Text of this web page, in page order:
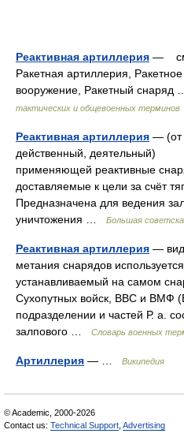
Реактивная артиллерия — см.
Ракетная артиллерия,
вооружение, Ракетный снаряд
тактических и общевоенных терминов
Реактивная артиллерия — (от
действенный, деятельный)
применяющей реактивные
доставляемые к цели за счёт
Предназначена для ведения
уничтожения …
Большая
Реактивная артиллерия — вид
метания снарядов
устанавливаемый на самом
Сухопутных войск, ВВС и ВМФ
подразделении и частей Р. а.
залпового …
Словарь военных
Артиллерия — … Википедия
© Academic, 2000-2026
Contact us: Technical Support Advertising